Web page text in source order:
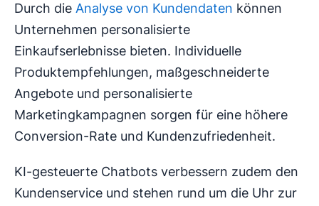
Durch die Analyse von Kundendaten können
Unternehmen personalisierte
Einkaufserlebnisse bieten. Individuelle
Produktempfehlungen, maßgeschneiderte
Angebote und personalisierte
Marketingkampagnen sorgen für eine höhere
Conversion-Rate und Kundenzufriedenheit.
KI-gesteuerte Chatbots verbessern zudem den
Kundenservice und stehen rund um die Uhr zur